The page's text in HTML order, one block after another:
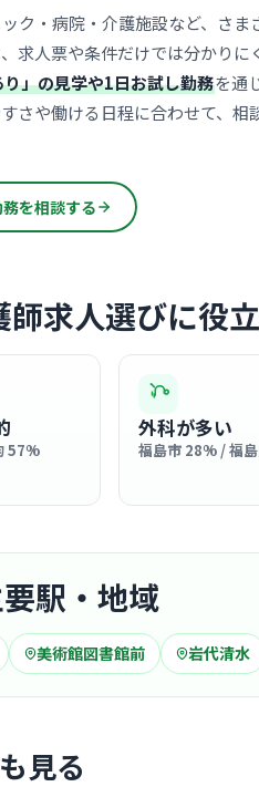
ク・病院・介護施設など、さま
求人票や条件だけでは分かりに
」の見学や1日お試し勤務を通
さや働ける日程に合わせて、相
を相談する
求人選びに役
57%
外科が多い
福島市 28% / 福
駅・地域
美術館図書館前 岩代清水
見る